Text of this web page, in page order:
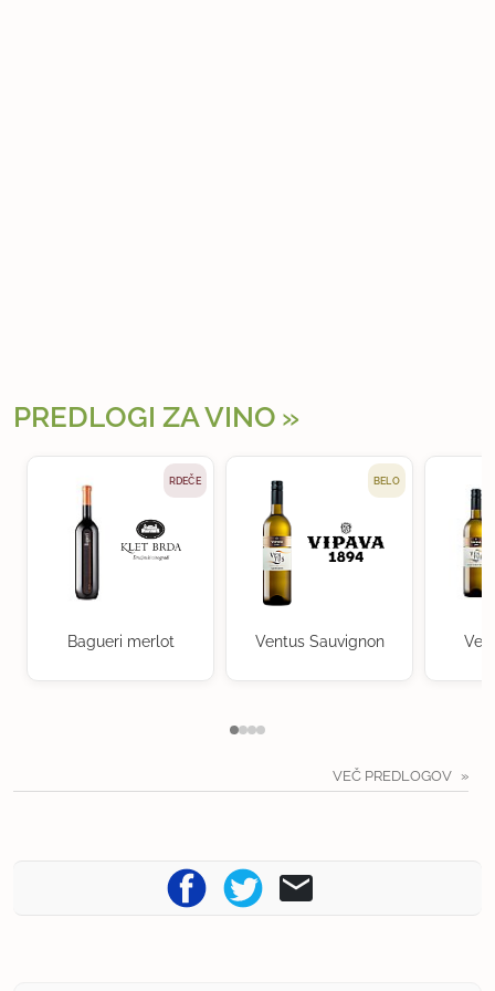
PREDLOGI ZA VINO
RDEČE
Bagueri merlot
BELO
Ventus Sauvignon
VEČ PREDLOGOV